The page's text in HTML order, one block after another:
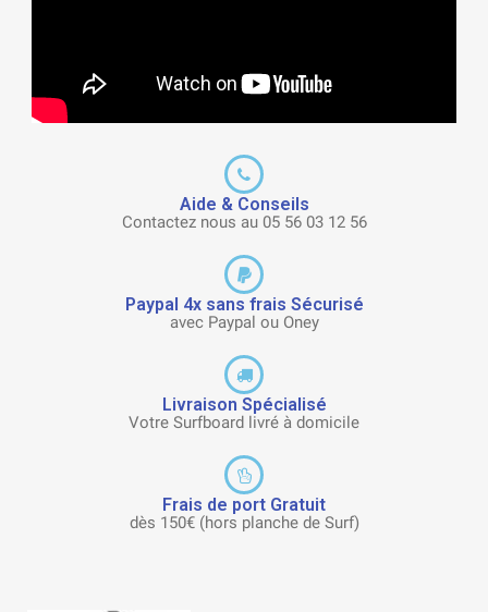
Aide & Conseils
Contactez nous au 05 56 03 12 56
Paypal 4x sans frais Sécurisé
avec Paypal ou Oney
Livraison Spécialisé
Votre Surfboard livré à domicile
Frais de port Gratuit
dès 150€ (hors planche de Surf)